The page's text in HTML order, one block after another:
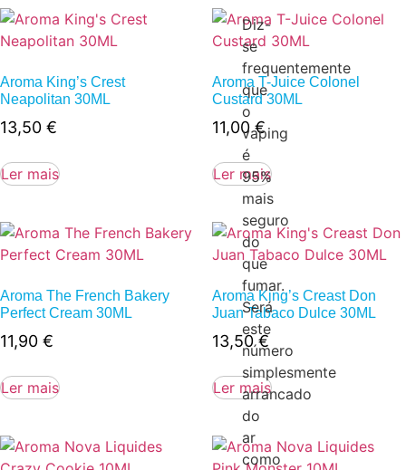
Diz-
se
frequentemente
que
o
vaping
é
95%
mais
seguro
do
que
fumar.
Será
este
número
simplesmente
arrancado
do
ar
como
Aroma King’s Crest
Neapolitan 30ML
13,50 €
Ler mais
Aroma T-Juice Colonel
Custard 30ML
11,00€
Ler mais
Aroma The French Bakery
Perfect Cream 30ML
11,90 €
Ler mais
Aroma King’s Creast Don
Juan Tabaco Dulce 30ML
13,50€
Ler mais